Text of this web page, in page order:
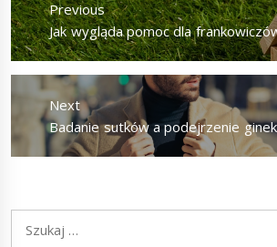
Previous
Previous
post:
Jak wygląda pomoc dla
Next
Next
post:
Badanie sutków a podejrzenie